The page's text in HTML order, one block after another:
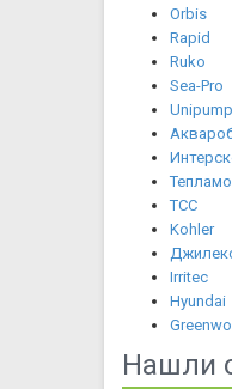
Orbis
Rapid
Ruko
Sea-Pro
Unipump
ТСС
Kohler
Irritec
Hyundai
Нашли